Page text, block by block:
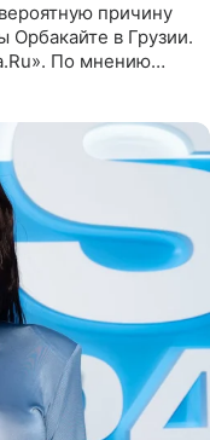
причину
в Грузии.
По мнению